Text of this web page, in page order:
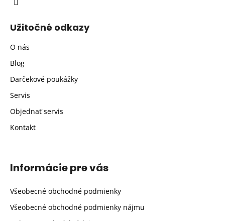
Užitočné odkazy
O nás
Blog
Darčekové poukážky
Servis
Objednať servis
Kontakt
Informácie pre vás
Všeobecné obchodné podmienky
Všeobecné obchodné podmienky nájmu